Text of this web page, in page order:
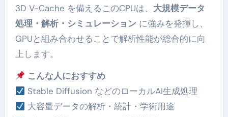
3D V-Cache を備えるこのCPUは、 大規模データ
処理・解析・シミュレーションに強みを発揮し、
GPUと組み合わせることで解析性能が総合的に向
上します。
こんな人におすすめ
Stable Diffusion などのローカルAI生成処理
大容量データの解析・統計・学術用途